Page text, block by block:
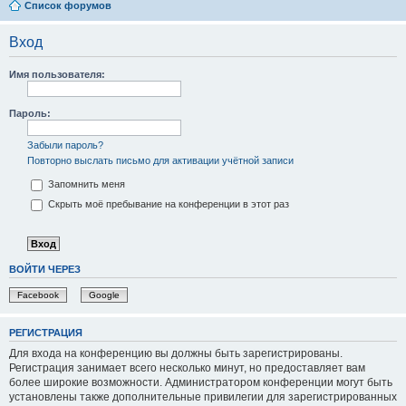
Список форумов
Вход
Имя пользователя:
Пароль:
Забыли пароль?
Повторно выслать письмо для активации учётной записи
Запомнить меня
Скрыть моё пребывание на конференции в этот раз
ВОЙТИ ЧЕРЕЗ
Facebook Google
РЕГИСТРАЦИЯ
Для входа на конференцию вы должны быть зарегистрированы.
Регистрация занимает всего несколько минут, но предоставляет вам
более широкие возможности. Администратором конференции могут быть
установлены также дополнительные привилегии для зарегистрированных